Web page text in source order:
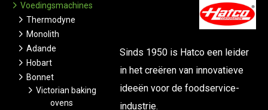
Voedingsmachines
Thermodyne
Monolith
Adande
Hobart
Bonnet
Victorian baking
ovens
Sinds 1950 is Hatco een leider
in het creëren van innovatieve
ideeën voor de foodservice-
industrie.